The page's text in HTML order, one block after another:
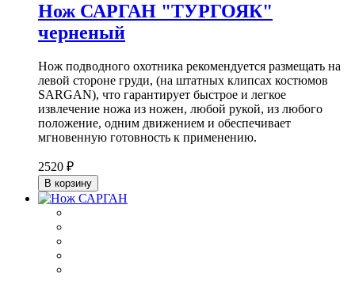
Нож САРГАН "ТУРГОЯК"
черненый
Нож подводного охотника рекомендуется размещать на
левой стороне груди, (на штатных клипсах костюмов
SARGAN), что гарантирует быстрое и легкое
извлечение ножа из ножен, любой рукой, из любого
положение, одним движением и обеспечивает
мгновенную готовность к применению.
2520 ₽
В корзину